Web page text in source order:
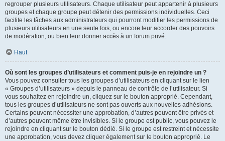
regrouper plusieurs utilisateurs. Chaque utilisateur peut appartenir à plusieurs
groupes et chaque groupe peut détenir des permissions individuelles. Ceci
facilite les tâches aux administrateurs qui pourront modifier les permissions de
plusieurs utilisateurs en une seule fois, ou encore leur accorder des pouvoirs
de modération, ou bien leur donner accès à un forum privé.
Haut
Où sont les groupes d’utilisateurs et comment puis-je en rejoindre un ?
Vous pouvez consulter tous les groupes d’utilisateurs en cliquant sur le lien
« Groupes d’utilisateurs » depuis le panneau de contrôle de l’utilisateur. Si
vous souhaitez en rejoindre un, cliquez sur le bouton approprié. Cependant,
tous les groupes d’utilisateurs ne sont pas ouverts aux nouvelles adhésions.
Certains peuvent nécessiter une approbation, d’autres peuvent être privés et
d’autres peuvent même être invisibles. Si le groupe est public, vous pouvez le
rejoindre en cliquant sur le bouton dédié. Si le groupe est restreint et nécessite
une approbation, vous devez cliquer également sur le bouton approprié. Le